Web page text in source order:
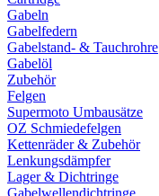
Gabeln
Gabelfedern
Gabelstand- & Tauchrohre
Gabelöl
Zubehör
Felgen
Supermoto Umbausätze
OZ Schmiedefelgen
Kettenräder & Zubehör
Lenkungsdämpfer
Lager & Dichtringe
Gabelwellendichtringe